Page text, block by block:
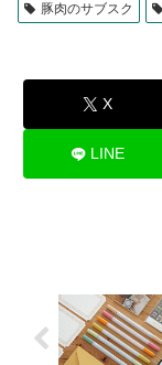
豚肉のサブスク
X
LINE